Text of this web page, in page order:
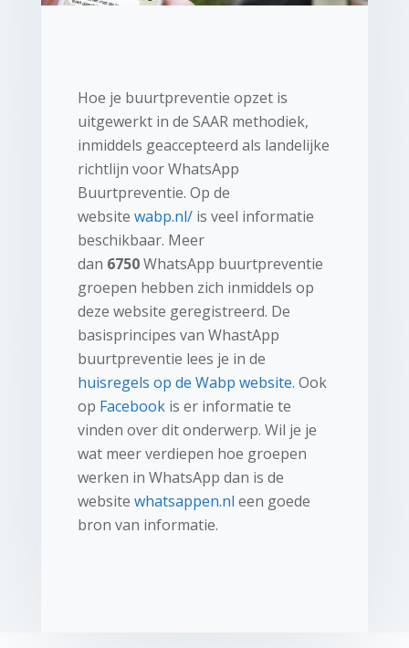
Hoe je buurtpreventie opzet is
uitgewerkt in de SAAR methodiek,
inmiddels geaccepteerd als landelijke
richtlijn voor WhatsApp
Buurtpreventie. Op de
website wabp.nl/is veel informatie
beschikbaar. Meer
dan 6750WhatsApp buurtpreventie
groepen hebben zich inmiddels op
deze website geregistreerd. De
basisprincipes van WhastApp
buurtpreventie lees je in de
huisregels op de Wabp website. Ook
op Facebookis er informatie te
vinden over dit onderwerp. Wil je je
wat meer verdiepen hoe groepen
werken in WhatsApp dan is de
website whatsappen.nl een goede
bron van informatie.